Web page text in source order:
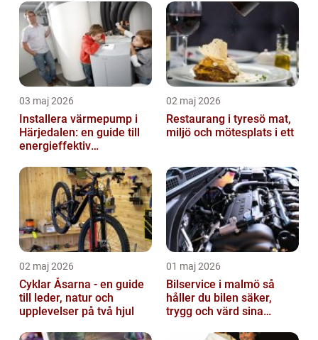
03 maj 2026
Installera värmepump i
Härjedalen: en guide till
energieffektiv
02 maj 2026
Restaurang i tyresö mat,
miljö och mötesplats i ett
02 maj 2026
Cyklar Åsarna - en guide
till leder, natur och
upplevelser på två hjul
01 maj 2026
Bilservice i malmö så
håller du bilen säker,
trygg och värd sina